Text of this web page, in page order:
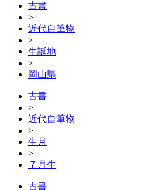
古書
>
近代自筆物
>
生誕地
>
岡山県
古書
>
近代自筆物
>
生月
>
７月生
古書